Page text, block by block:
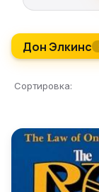
Дон Элкинс
Сортировка: